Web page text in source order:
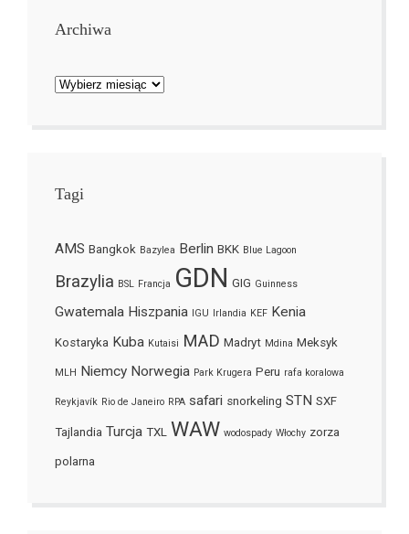
Archiwa
Archiwa
Tagi
AMS Bangkok Bazylea Berlin BKK Blue Lagoon
Brazylia BSL Francja GDN GIG Guinness
Gwatemala Hiszpania IGU Irlandia KEF Kenia
Kostaryka Kuba Kutaisi MAD Madryt Mdina Meksyk
MLH Niemcy Norwegia Park Krugera Peru rafa koralowa
Reykjavík Rio de Janeiro RPA safari snorkeling STN SXF
Tajlandia Turcja TXL WAW wodospady Włochy zorza
polarna